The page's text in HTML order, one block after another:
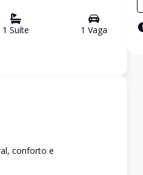
1 Suíte 1 Vaga
conforto e